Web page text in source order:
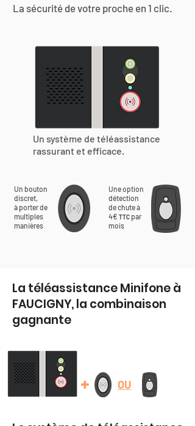
La sécurité de votre proche en 1 clic.
Un système de téléassistance
rassurant et efficace.
Un bouton
discret,
à porter de
multiples
manières
Une option
détection
de chute à
4€ TTC par
mois
La téléassistance Minifone à
FAUCIGNY, la combinaison
gagnante
+ OU